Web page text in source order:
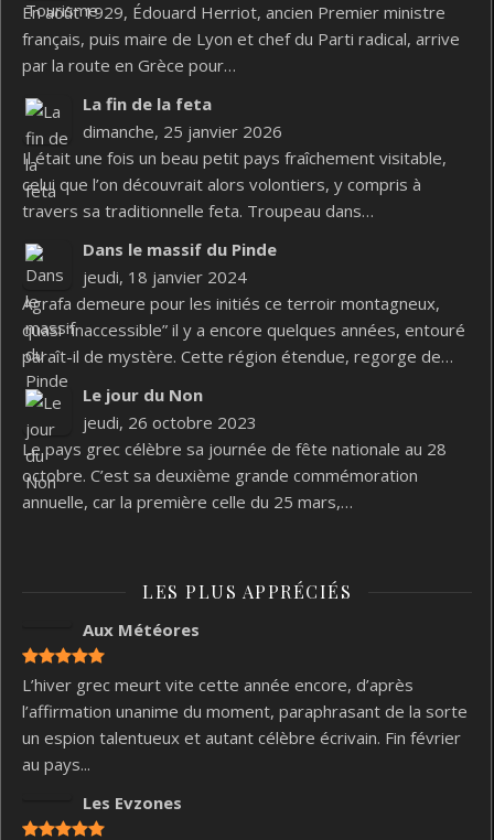
En août 1929, Édouard Herriot, ancien Premier ministre
français, puis maire de Lyon et chef du Parti radical, arrive
par la route en Grèce pour…
La fin de la feta
dimanche, 25 janvier 2026
Il était une fois un beau petit pays fraîchement visitable,
celui que l’on découvrait alors volontiers, y compris à
travers sa traditionnelle feta. Troupeau dans…
Dans le massif du Pinde
jeudi, 18 janvier 2024
Agrafa demeure pour les initiés ce terroir montagneux,
quasi “inaccessible” il y a encore quelques années, entouré
paraît-il de mystère. Cette région étendue, regorge de…
Le jour du Non
jeudi, 26 octobre 2023
Le pays grec célèbre sa journée de fête nationale au 28
octobre. C’est sa deuxième grande commémoration
annuelle, car la première celle du 25 mars,…
LES PLUS APPRÉCIÉS
Aux Météores
L’hiver grec meurt vite cette année encore, d’après
l’affirmation unanime du moment, paraphrasant de la sorte
un espion talentueux et autant célèbre écrivain. Fin février
au pays...
Les Evzones